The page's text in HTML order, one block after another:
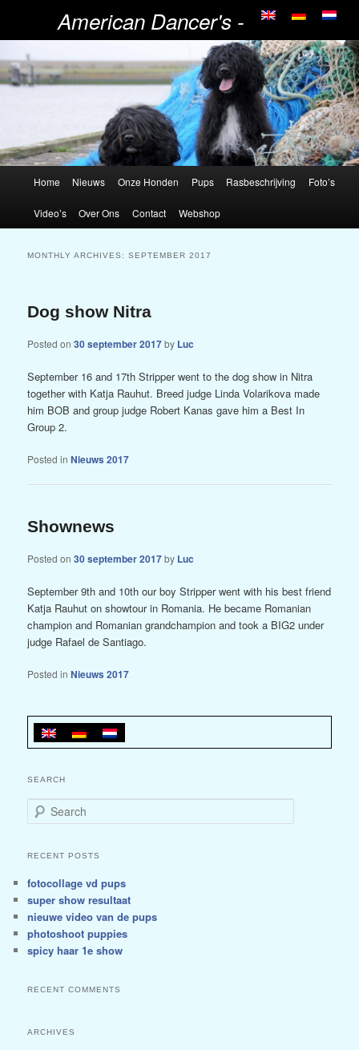
American Dancer's -
Portugese Waterhonden
Home Nieuws Onze Honden Pups Rasbeschrijving Foto’s
Video’s Over Ons Contact Webshop
MONTHLY ARCHIVES:SEPTEMBER 2017
Dog show Nitra
Posted on30 september 2017by Luc
September 16 and 17th Stripper went to the dog show in Nitra
together with Katja Rauhut. Breed judge Linda Volarikova made
him BOB and group judge Robert Kanas gave him a Best In
Group 2.
Posted in Nieuws 2017
Shownews
Posted on30 september 2017by Luc
September 9th and 10th our boy Stripper went with his best friend
Katja Rauhut on showtour in Romania. He became Romanian
champion and Romanian grandchampion and took a BIG2 under
judge Rafael de Santiago.
Posted in Nieuws 2017
SEARCH
Search
RECENT POSTS
fotocollage vd pups
super show resultaat
nieuwe video van de pups
photoshoot puppies
spicy haar 1e show
RECENT COMMENTS
ARCHIVES